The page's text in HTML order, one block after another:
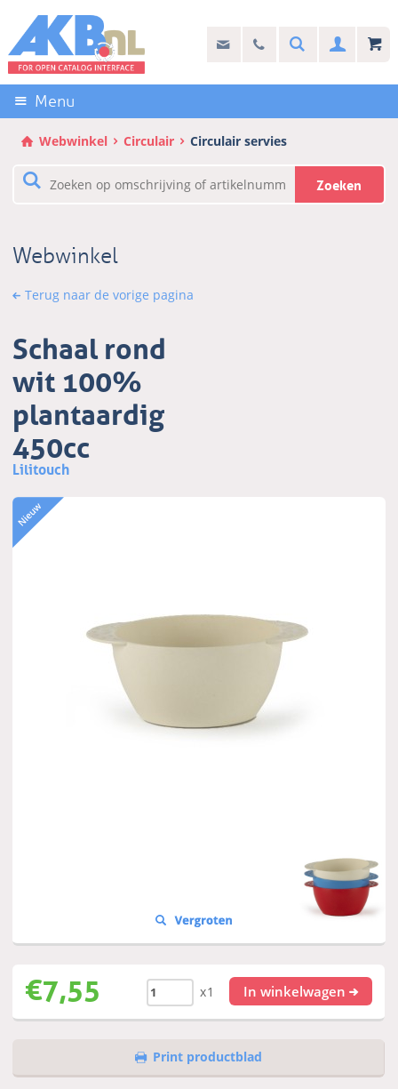
links
over
Direct
naar
de
inhoud
naar
info@akb.nl
Stel uw vraag
030 69 50 814Search
Menu
Webwinkel Circulair Circulair servies
Zoeken
Webwinkel
Terug naar de vorige pagina
Schaal rond
wit 100%
plantaardig
450cc
Lilitouch
€7,55 x1 In winkelwagen
Print productblad